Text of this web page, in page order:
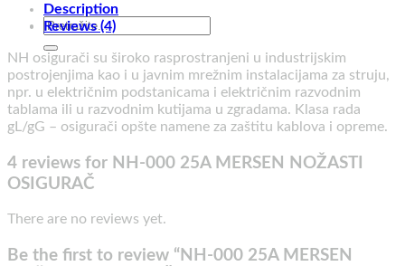
Search
Description
Reviews (4)
NH osigurači su široko rasprostranjeni u industrijskim
postrojenjima kao i u javnim mrežnim instalacijama za struju,
npr. u električnim podstanicama i električnim razvodnim
tablama ili u razvodnim kutijama u zgradama. Klasa rada
gL/gG – osigurači opšte namene za zaštitu kablova i opreme.
4 reviews for NH-000 25A MERSEN NOŽASTI
OSIGURAČ
There are no reviews yet.
Be the first to review “NH-000 25A MERSEN